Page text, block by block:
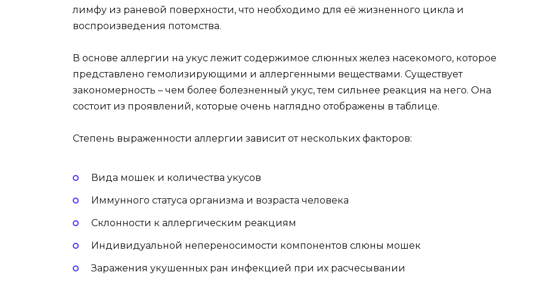
лимфу из раневой поверхности, что необходимо для её жизненного цикла и
воспроизведения потомства.
В основе аллергии на укус лежит содержимое слюнных желез насекомого, которое
представлено гемолизирующими и аллергенными веществами. Существует
закономерность – чем более болезненный укус, тем сильнее реакция на него. Она
состоит из проявлений, которые очень наглядно отображены в таблице.
Степень выраженности аллергии зависит от нескольких факторов:
Вида мошек и количества укусов
Иммунного статуса организма и возраста человека
Склонности к аллергическим реакциям
Индивидуальной непереносимости компонентов слюны мошек
Заражения укушенных ран инфекцией при их расчесывании